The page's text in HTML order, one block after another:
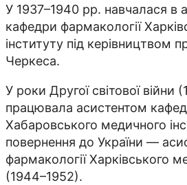
У 1937–1940 рр. навчалася в
кафедри фармакології
інституту під керівництвом
Черкеcа.
У роки Другої світової війни
працювала асистентом
Хабаровського медичного
повернення до України —
фармакології Харківського
(1944–1952).